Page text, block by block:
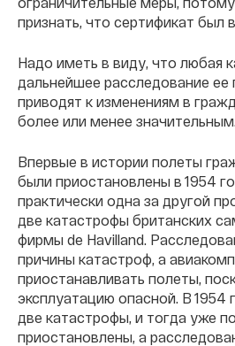
признать, что сертификат был
Надо иметь в виду, что любая
дальнейшее расследование ее
приводят к изменениям в
более или менее значительным.
Впервые в истории полеты
были приостановлены в 1954
практически одна за другой
две катастрофы британских
фирмы de Havilland.
причины катастроф, а
приостанавливать полеты,
эксплуатацию опасной. В
две катастрофы, и тогда уже
приостановлены, а